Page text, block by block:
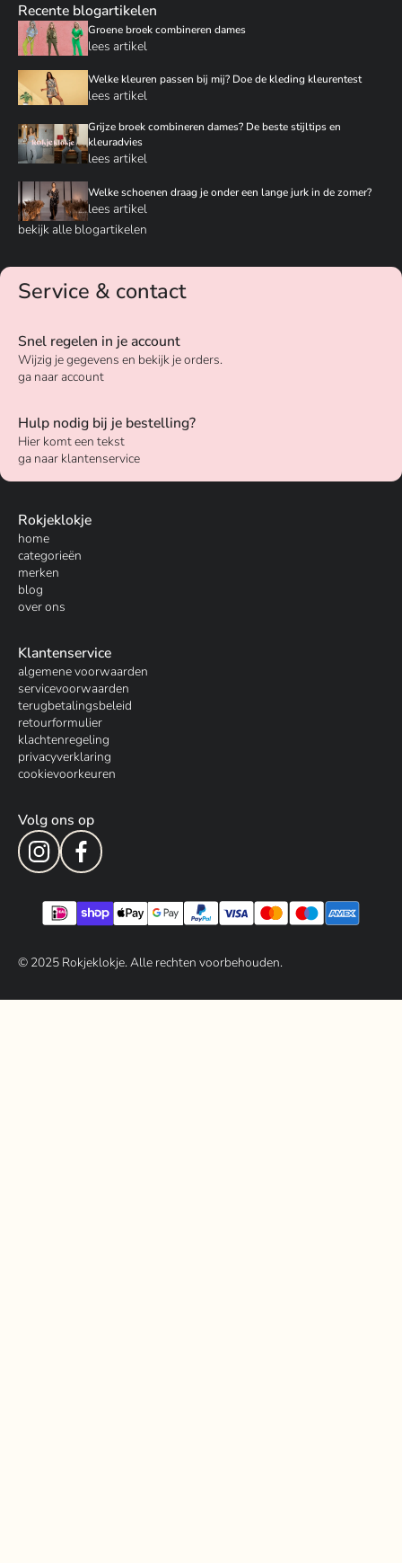
Recente blogartikelen
Groene broek combineren dames
lees artikel
Welke kleuren passen bij mij? Doe de kleding kleurentest
lees artikel
Grijze broek combineren dames? De beste stijltips en
kleuradvies
lees artikel
Welke schoenen draag je onder een lange jurk in de zomer?
lees artikel
bekijk alle blogartikelen
Service & contact
Snel regelen in je account
Wijzig je gegevens en bekijk je orders.
ga naar account
Hulp nodig bij je bestelling?
Hier komt een tekst
ga naar klantenservice
Rokjeklokje
home
categorieën
merken
blog
over ons
Klantenservice
algemene voorwaarden
servicevoorwaarden
terugbetalingsbeleid
retourformulier
klachtenregeling
privacyverklaring
cookievoorkeuren
Volg ons op
© 2025Rokjeklokje. Alle rechten voorbehouden.